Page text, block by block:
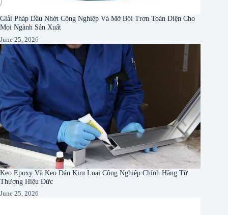
Giải Pháp Dầu Nhớt Công Nghiệp Và Mỡ Bôi Trơn Toàn Diện Cho
Mọi Ngành Sản Xuất
June 25, 2026
Keo Epoxy Và Keo Dán Kim Loại Công Nghiệp Chính Hãng Từ
Thương Hiệu Đức
June 25, 2026